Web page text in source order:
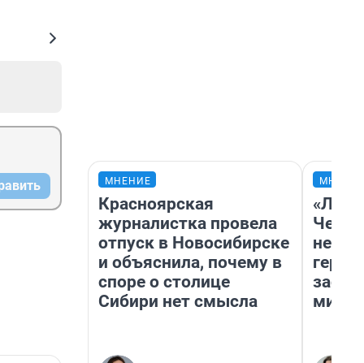
МНЕНИЕ
Красноярская
журналистка провела
отпуск в Новосибирске
и объяснила, почему в
споре о столице
Сибири нет смысла
Чем
герои